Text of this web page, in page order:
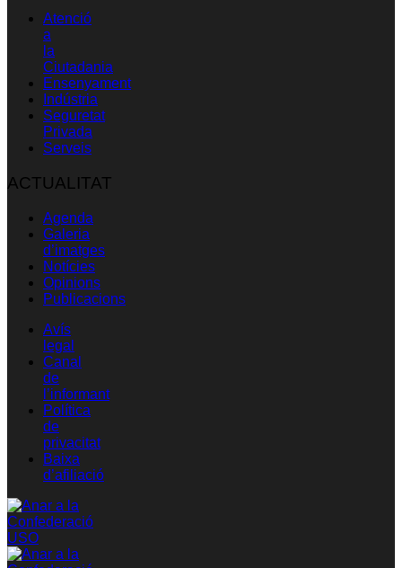
Atenció
a
la
Ciutadania
Ensenyament
Indústria
Seguretat
Privada
Serveis
ACTUALITAT
Agenda
Galeria
d’imatges
Notícies
Opinions
Publicacions
Avís
legal
Canal
de
l’informant
Política
de
privacitat
Baixa
d’afiliació